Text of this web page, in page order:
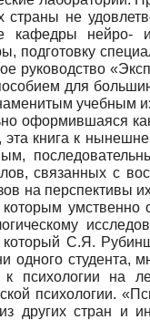
страны не
кафедры нейро-
подготовку
руководство
для
учебным
оформившаяся
эта книга к
связанных с
на перспективы
которым
который С.Я.
студента,
психологии на
психологии.
других стран и